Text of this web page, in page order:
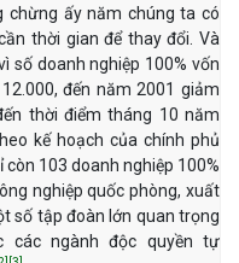
chừng ấy năm chúng ta có
thời gian để thay đổi. Và
số doanh nghiệp 100% vốn
đến năm 2001 giảm
thời điểm tháng 10 năm
kế hoạch của chính phủ
còn 103 doanh nghiệp 100%
nghiệp quốc phòng, xuất
số tập đoàn lớn quan trọng
các ngành độc quyền tự